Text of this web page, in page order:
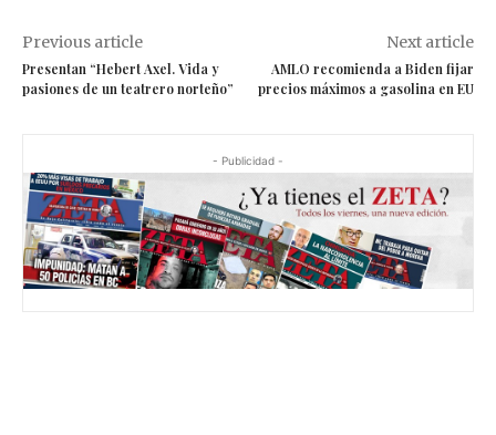
Previous article
Presentan “Hebert Axel. Vida y
pasiones de un teatrero norteño”
Next article
AMLO recomienda a Biden fijar
precios máximos a gasolina en EU
- Publicidad -